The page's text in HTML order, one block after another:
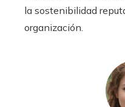
la sostenibilidad
organización.